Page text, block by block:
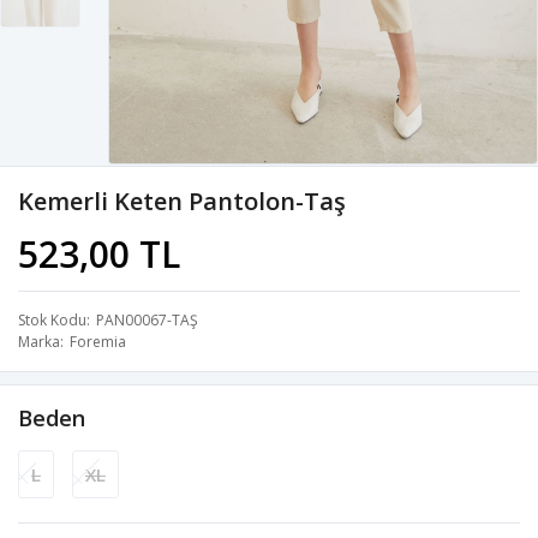
Kemerli Keten Pantolon-Taş
523,00 TL
Stok Kodu PAN00067-TAŞ
Marka Foremia
Beden
L XL